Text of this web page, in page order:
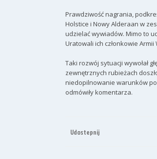
Prawdziwość nagrania,
Holstice i Nowy Alderaan w
udzielać wywiadów. Mimo to
Uratowali ich członkowie
Taki rozwój sytuacji wywołał
zewnętrznych rubieżach
niedopilnowanie warunków
odmówiły komentarza.
Udostepnij